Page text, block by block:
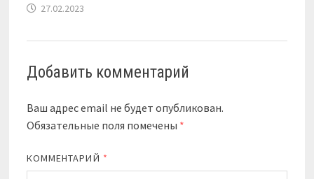
27.02.2023
Добавить комментарий
Ваш адрес email не будет опубликован.
Обязательные поля помечены *
КОММЕНТАРИЙ *